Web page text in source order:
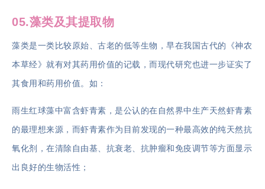
05.藻类及其提取物
藻类是一类比较原始、古老的低等生物，早在我国古代的《神农
本草经》就有对其药用价值的记载，而现代研究也进一步证实了
其食用和药用价值。如：
雨生红球藻中富含虾青素，是公认的在自然界中生产天然虾青素
的最理想来源，而虾青素作为目前发现的一种最高效的纯天然抗
氧化剂，在清除自由基、抗衰老、抗肿瘤和免疫调节等方面显示
出良好的生物活性；